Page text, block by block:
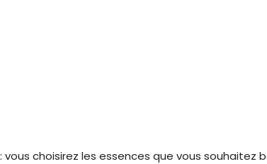
choisirez les essences que vous souhaitez